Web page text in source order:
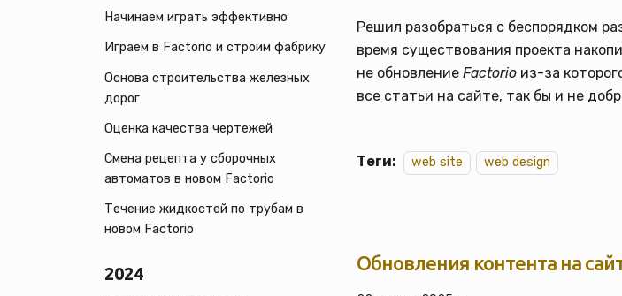
Начинаем играть эффективно
Играем в Factorio и строим фабрику
Основа строительства железных
дорог
Оценка качества чертежей
Смена рецепта у сборочных
автоматов в новом Factorio
Течение жидкостей по трубам в
новом Factorio
2024
Решил разобраться с беспорядком
время существования проекта
не обновление Factorio из-за
все статьи на сайте, так бы и не
Теги: web site web design
Обновления контента на